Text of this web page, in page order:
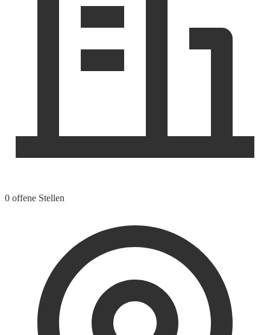
0 offene Stellen